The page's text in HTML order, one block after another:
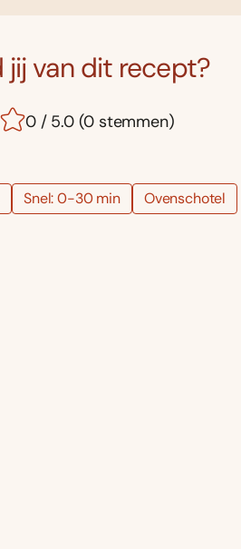
jij van dit recept?
0 / 5.0 (0 stemmen)
Snel: 0-30 min Ovenschotel